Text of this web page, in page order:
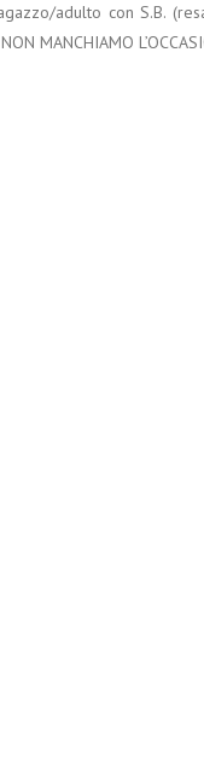
adulto con S.B.
MANCHIAMO